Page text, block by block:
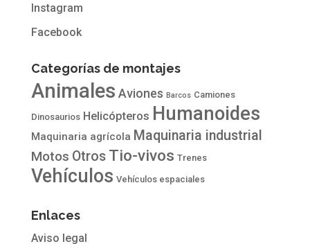
Instagram
Facebook
Categorías de montajes
Animales Aviones Barcos Camiones
Dinosaurios Helicópteros Humanoides
Maquinaria agrícola Maquinaria industrial
Motos Otros Tio-vivos Trenes
Vehículos Vehículos espaciales
Enlaces
Aviso legal